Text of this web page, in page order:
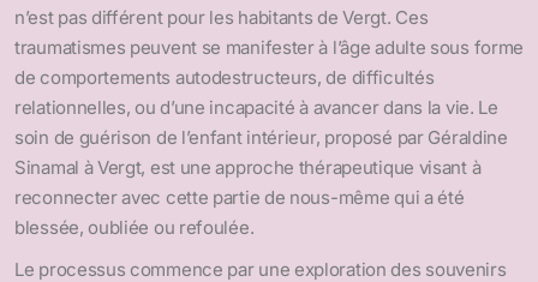
n’est pas différent pour les habitants de Vergt. Ces
traumatismes peuvent se manifester à l’âge adulte sous forme
de comportements autodestructeurs, de difficultés
relationnelles, ou d’une incapacité à avancer dans la vie. Le
soin de guérison de l’enfant intérieur, proposé par Géraldine
Sinamal à Vergt, est une approche thérapeutique visant à
reconnecter avec cette partie de nous-même qui a été
blessée, oubliée ou refoulée.
Le processus commence par une exploration des souvenirs